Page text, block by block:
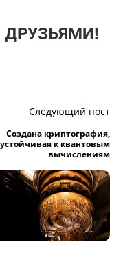
Следующий пост
Создана криптография,
устойчивая к квантовым
вычислениям